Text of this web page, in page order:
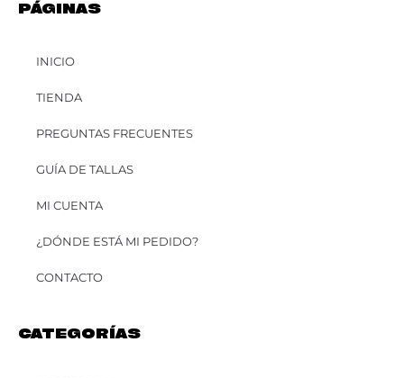
PÁGINAS
INICIO
TIENDA
PREGUNTAS FRECUENTES
GUÍA DE TALLAS
MI CUENTA
¿DÓNDE ESTÁ MI PEDIDO?
CONTACTO
CATEGORÍAS